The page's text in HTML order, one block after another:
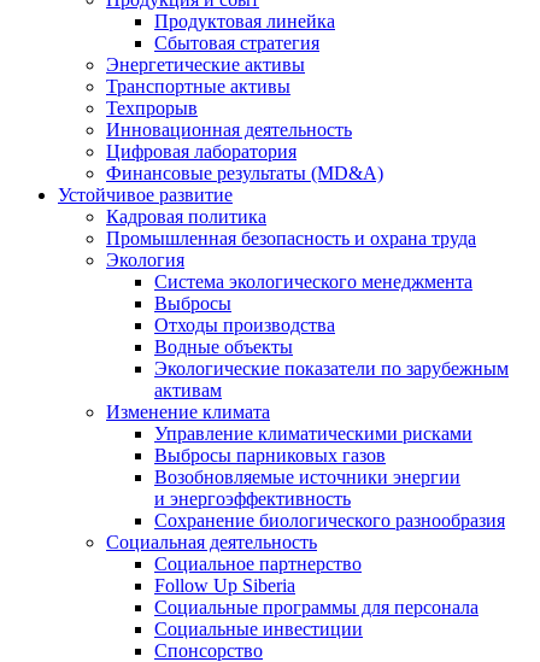
Продуктовая линейка
Сбытовая стратегия
Энергетические активы
Транспортные активы
Техпрорыв
Инновационная деятельность
Цифровая лаборатория
Финансовые результаты (MD&A)
Устойчивое развитие
Кадровая политика
Промышленная безопасность и охрана труда
Экология
Система экологического менеджмента
Выбросы
Отходы производства
Водные объекты
Экологические показатели по зарубежным
активам
Изменение климата
Управление климатическими рисками
Выбросы парниковых газов
Возобновляемые источники энергии
и энергоэффективность
Сохранение биологического разнообразия
Социальная деятельность
Социальное партнерство
Follow Up Siberia
Социальные программы для персонала
Социальные инвестиции
Спонсорство